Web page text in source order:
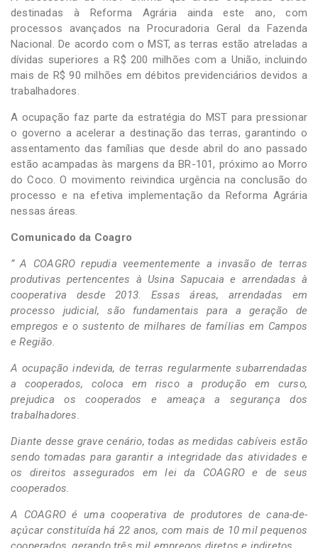
destinadas à Reforma Agrária ainda este ano, com
processos avançados na Procuradoria Geral da Fazenda
Nacional. De acordo com o MST, as terras estão atreladas a
dívidas superiores a R$ 200 milhões com a União, incluindo
mais de R$ 90 milhões em débitos previdenciários devidos a
trabalhadores.
A ocupação faz parte da estratégia do MST para pressionar
o governo a acelerar a destinação das terras, garantindo o
assentamento das famílias que desde abril do ano passado
estão acampadas às margens da BR-101, próximo ao Morro
do Coco. O movimento reivindica urgência na conclusão do
processo e na efetiva implementação da Reforma Agrária
nessas áreas.
Comunicado da Coagro
” A COAGRO repudia veementemente a invasão de terras
produtivas pertencentes à Usina Sapucaia e arrendadas à
cooperativa desde 2013. Essas áreas, arrendadas em
processo judicial, são fundamentais para a geração de
empregos e o sustento de milhares de famílias em Campos
e Região.
A ocupação indevida, de terras regularmente subarrendadas
a cooperados, coloca em risco a produção em curso,
prejudica os cooperados e ameaça a segurança dos
trabalhadores.
Diante desse grave cenário, todas as medidas cabíveis estão
sendo tomadas para garantir a integridade das atividades e
os direitos assegurados em lei da COAGRO e de seus
cooperados.
A COAGRO é uma cooperativa de produtores de cana-de-
açúcar constituída há 22 anos, com mais de 10 mil pequenos